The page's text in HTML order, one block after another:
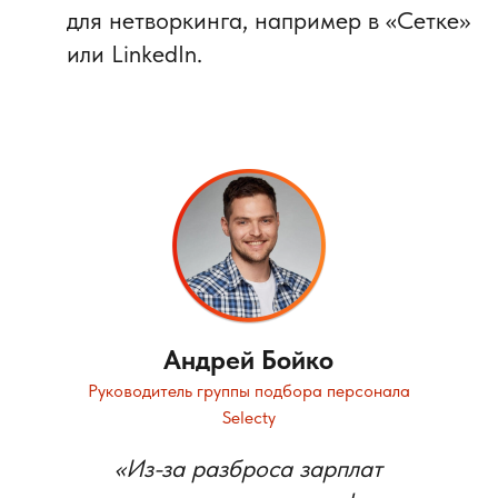
для нетворкинга, например в «Сетке»
или LinkedIn.
Андрей Бойко
Руководитель группы подбора персонала
Selecty
«Из-за разброса зарплат